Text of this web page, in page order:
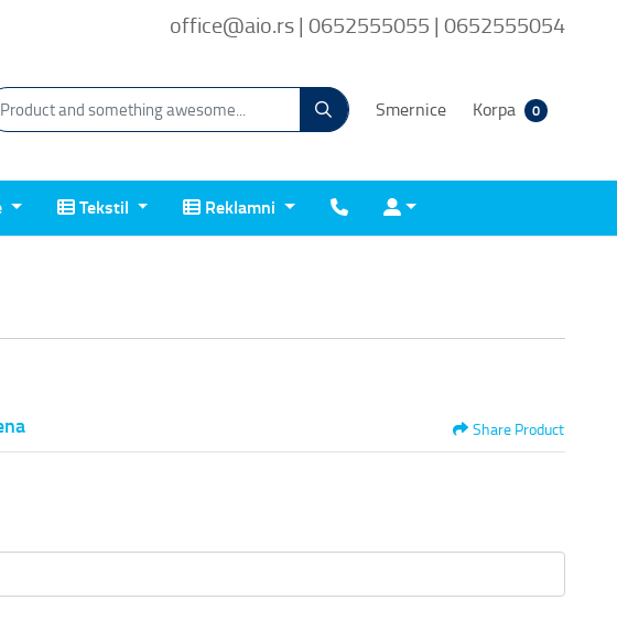
office@aio.rs | 0652555055 | 0652555054
Smernice Korpa 0
Tekstil
Tekstil Reklamni
Reklamni KontaktPrijava
Share Product